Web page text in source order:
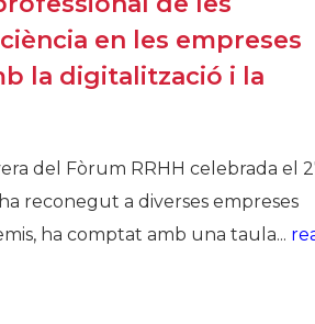
Òrgans de Govern
Òrgans Consultius
Estructura Executiva
Econòmics i Socials
Organitzacions
Organitzacions
en les empreses
la digitalització i la
del Fòrum RRHH celebrada el
reconegut a diverses empreses
ha comptat amb una taula...